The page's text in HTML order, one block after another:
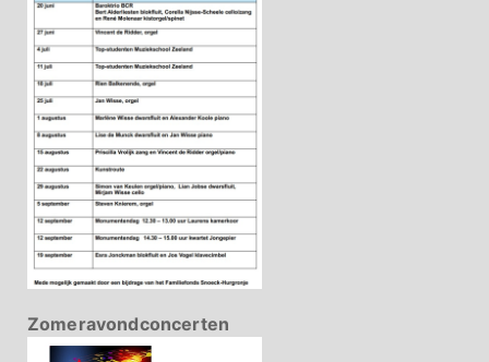
Zomeravondconcerten